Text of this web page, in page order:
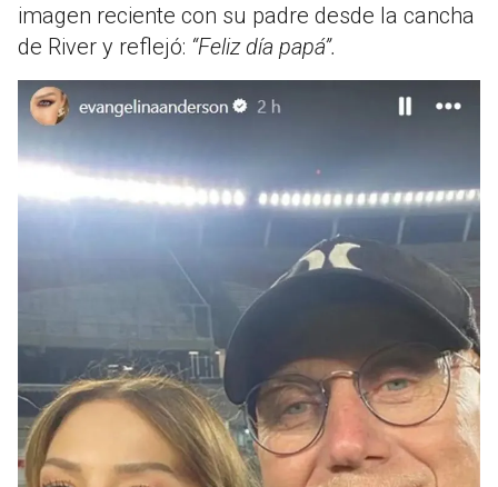
imagen reciente con su padre desde la cancha
de River y reflejó: “Feliz día papá”.